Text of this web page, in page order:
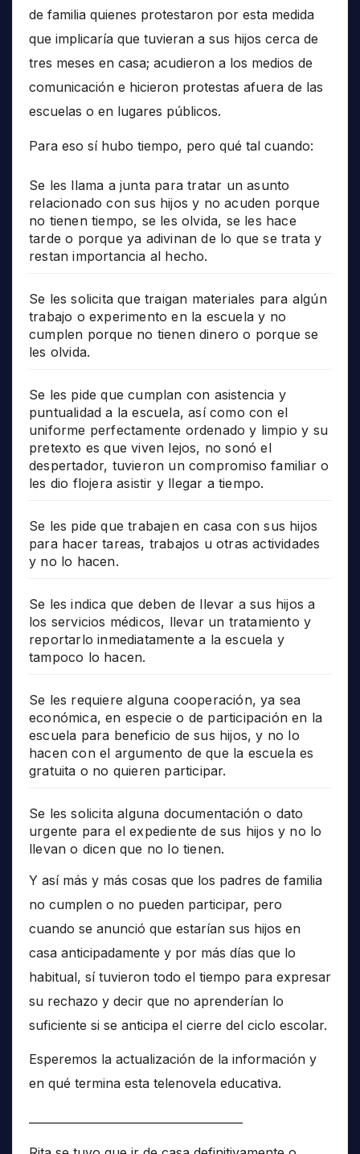
de familia quienes protestaron por esta medida
que implicaría que tuvieran a sus hijos cerca de
tres meses en casa; acudieron a los medios de
comunicación e hicieron protestas afuera de las
escuelas o en lugares públicos.
Para eso sí hubo tiempo, pero qué tal cuando:
Se les llama a junta para tratar un asunto
relacionado con sus hijos y no acuden porque
no tienen tiempo, se les olvida, se les hace
tarde o porque ya adivinan de lo que se trata y
restan importancia al hecho.
Se les solicita que traigan materiales para algún
trabajo o experimento en la escuela y no
cumplen porque no tienen dinero o porque se
les olvida.
Se les pide que cumplan con asistencia y
puntualidad a la escuela, así como con el
uniforme perfectamente ordenado y limpio y su
pretexto es que viven lejos, no sonó el
despertador, tuvieron un compromiso familiar o
les dio flojera asistir y llegar a tiempo.
Se les pide que trabajen en casa con sus hijos
para hacer tareas, trabajos u otras actividades
y no lo hacen.
Se les indica que deben de llevar a sus hijos a
los servicios médicos, llevar un tratamiento y
reportarlo inmediatamente a la escuela y
tampoco lo hacen.
Se les requiere alguna cooperación, ya sea
económica, en especie o de participación en la
escuela para beneficio de sus hijos, y no lo
hacen con el argumento de que la escuela es
gratuita o no quieren participar.
Se les solicita alguna documentación o dato
urgente para el expediente de sus hijos y no lo
llevan o dicen que no lo tienen.
Y así más y más cosas que los padres de familia
no cumplen o no pueden participar, pero
cuando se anunció que estarían sus hijos en
casa anticipadamente y por más días que lo
habitual, sí tuvieron todo el tiempo para expresar
su rechazo y decir que no aprenderían lo
suficiente si se anticipa el cierre del ciclo escolar.
Esperemos la actualización de la información y
en qué termina esta telenovela educativa.